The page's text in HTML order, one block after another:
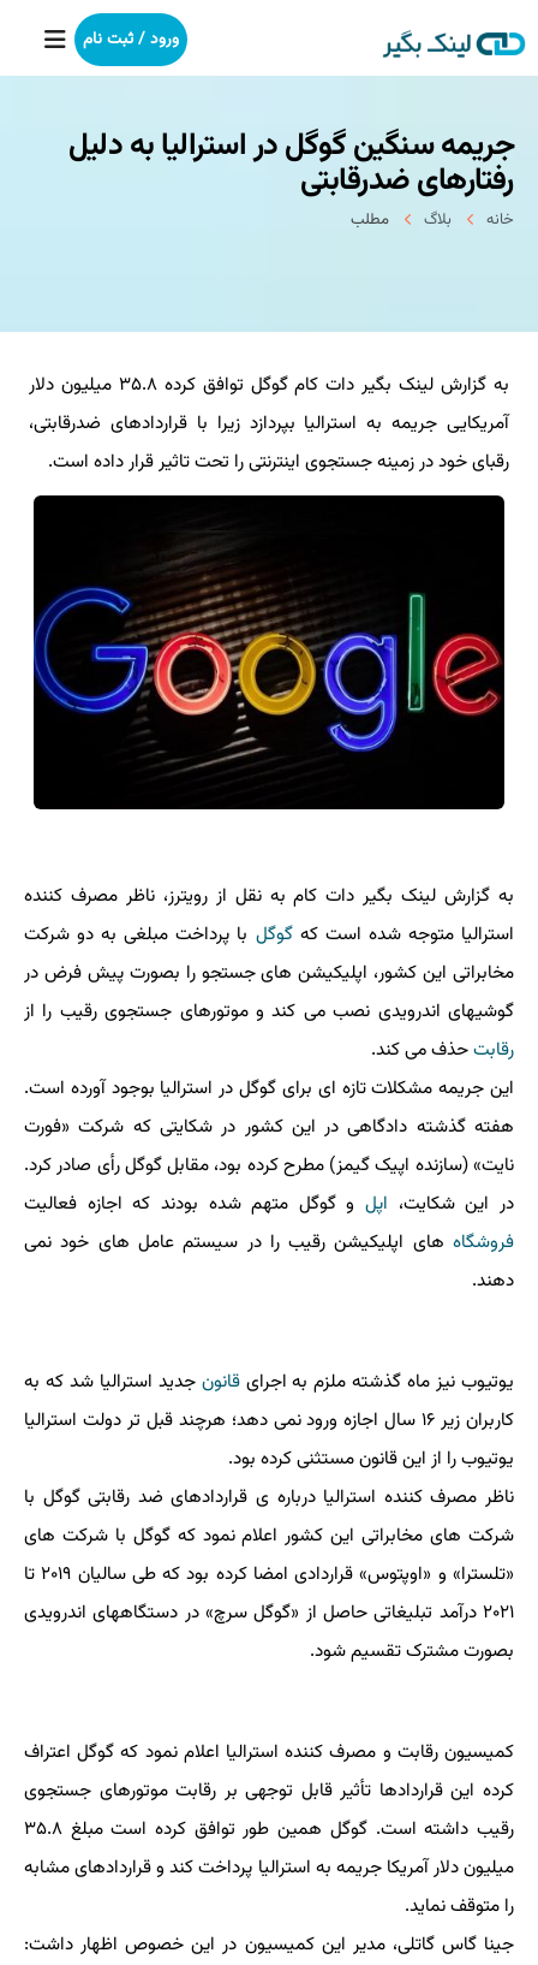
خانه
بکلینک
خدمات ما
درباره ما
آموزش
ورود / ثبت نام
جریمه سنگین گوگل در استرالیا به دلیل
رفتارهای ضدرقابتی
خانه بلاگ مطلب
به گزارش لینک بگیر دات کام گوگل توافق کرده ۳۵.۸ میلیون دلار
آمریکایی جریمه به استرالیا بپردازد زیرا با قراردادهای ضدرقابتی،
رقبای خود در زمینه جستجوی اینترنتی را تحت تاثیر قرار داده است.
به گزارش لینک بگیر دات کام به نقل از رویترز، ناظر مصرف کننده
استرالیا متوجه شده است کهگوگل با پرداخت مبلغی به دو شرکت
مخابراتی این کشور، اپلیکیشن های جستجو را بصورت پیش فرض در
گوشیهای اندرویدی نصب می کند و موتورهای جستجوی رقیب را از
رقابتحذف می کند.
این جریمه مشکلات تازه ای برای گوگل در استرالیا بوجود آورده است.
هفته گذشته دادگاهی در این کشور در شکایتی که شرکت «فورت
نایت» (سازنده اپیک گیمز) مطرح کرده بود، مقابل گوگل رأی صادر کرد.
در این شکایت، اپلو گوگل متهم شده بودند که اجازه فعالیت
فروشگاه های اپلیکیشن رقیب را در سیستم عامل های خود نمی
دهند.
یوتیوب نیز ماه گذشته ملزم به اجرایقانون جدید استرالیا شد که به
کاربران زیر ۱۶ سال اجازه ورود نمی دهد؛ هرچند قبل تر دولت استرالیا
یوتیوب را از این قانون مستثنی کرده بود.
ناظر مصرف کننده استرالیا درباره ی قراردادهای ضد رقابتی گوگل با
شرکت های مخابراتی این کشور اعلام نمود که گوگل با شرکت های
«تلسترا» و «اوپتوس» قراردادی امضا کرده بود که طی سالیان ۲۰۱۹ تا
۲۰۲۱ درآمد تبلیغاتی حاصل از «گوگل سرچ» در دستگاههای اندرویدی
بصورت مشترک تقسیم شود.
کمیسیون رقابت و مصرف کننده استرالیا اعلام نمود که گوگل اعتراف
کرده این قراردادها تأثیر قابل توجهی بر رقابت موتورهای جستجوی
رقیب داشته است. گوگل همین طور توافق کرده است مبلغ ۳۵.۸
میلیون دلار آمریکا جریمه به استرالیا پرداخت کند و قراردادهای مشابه
را متوقف نماید.
جینا گاس گاتلی، مدیر این کمیسیون در این خصوص اظهار داشت: